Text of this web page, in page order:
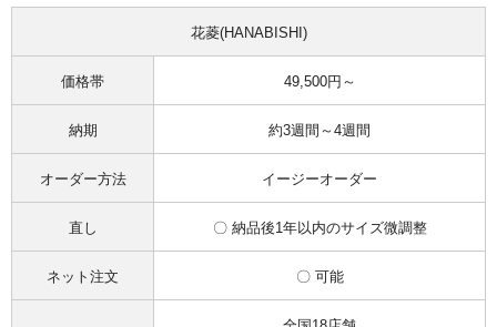
花菱(HANABISHI)
価格帯 49,500円～
納期 約3週間～4週間
オーダー方法 イージーオーダー
直し 〇 納品後1年以内のサイズ微調整
ネット注文 〇 可能